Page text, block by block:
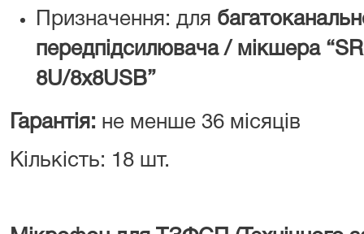
Призначення: для
передпідсилювача / мікшера
8U/8x8USB”
Гарантія: не менше 36 місяців
Кількість: 18 шт.